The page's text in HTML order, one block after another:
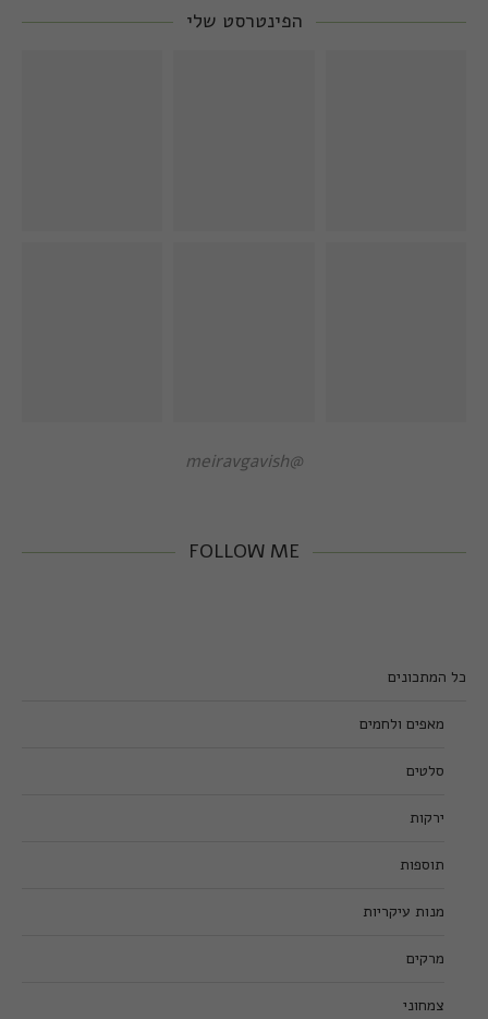
הפינטרסט שלי
@meiravgavish
FOLLOW ME
כל המתכונים
מאפים ולחמים
סלטים
ירקות
תוספות
מנות עיקריות
מרקים
צמחוני